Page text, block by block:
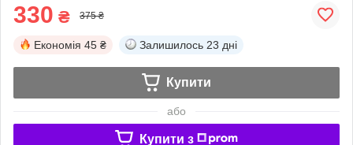
330 ₴ 375 ₴
Економія 45 ₴ Залишилось 23 дні
Купити
або
Купити з